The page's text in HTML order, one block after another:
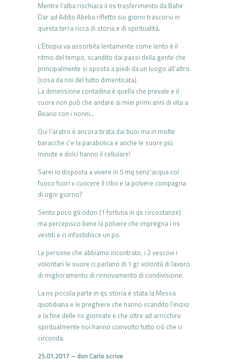
Mentre l’alba rischiara il ns trasferimento da Bahir
Dar ad Addis Abeba rifletto sui giorni trascorsi in
questa terra ricca di storia e di spiritualità.
L’Etiopia va assorbita lentamente come lento è il
ritmo del tempo, scandito dai passi della gente che
principalmente si sposta a piedi da un luogo all’altro
(cosa da noi del tutto dimenticata).
La dimensione contadina è quella che prevale e il
cuore non può che andare ai miei primi anni di vita a
Beano con i nonni…
Qui l’aratro è ancora tirata dai buoi ma in molte
baracche c’e la parabolica e anche le suore più
minute e dolci hanno il cellulare!
Sarei io disposta a vivere in 5 mq senz’acqua col
fuoco fuori x cuocere il cibo e la polvere compagna
di ogni giorno?
Sento poco gli odori (1 fortuna in qs circostanze)
ma percepisco bene la polvere che impregna i ns
vestiti e ci infastidisce un po.
Le persone che abbiamo incontrato, i 2 vescovi i
volontari le suore ci parlano di 1 gr volontà di lavoro
di miglioramento di rinnovamento di condivisione.
La ns piccola parte in qs storia è stata la Messa
quotidiana e le preghiere che hanno scandito l’inizio
e la fine delle ns giornate e che oltre ad arricchire
spiritualmente noi hanno coinvolto tutto ciò che ci
circonda.
25.01.2017 – don Carlo scrive